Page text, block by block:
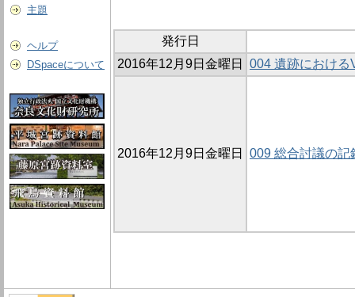
主題
ヘルプ
DSpaceについて
発行日
2016年12月9日金曜日
004 遺跡におけ
2016年12月9日金曜日 009 総合討議の記